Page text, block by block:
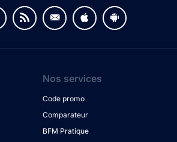
Nos services
Code promo
Comparateur
BFM Pratique